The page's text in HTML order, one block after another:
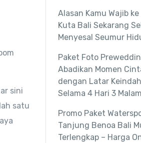
sini
satu
Alasan Kamu Wajib
Kuta Bali Sekarang
Menyesal Seumur
Paket Foto
Abadikan Momen
dengan Latar
Selama 4 Hari 3 Malam
Promo Paket
Tanjung Benoa Bali
Terlengkap – Harga